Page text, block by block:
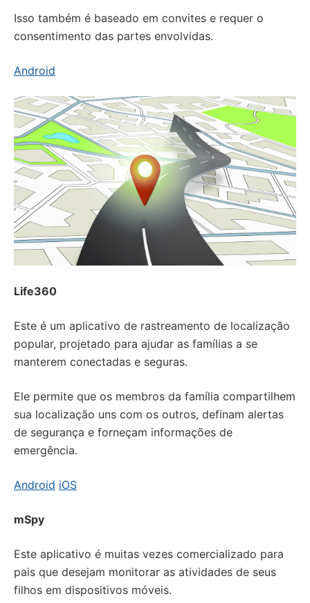
Isso também é baseado em convites e requer o
consentimento das partes envolvidas.
Android
Life360
Este é um aplicativo de rastreamento de localização
popular, projetado para ajudar as famílias a se
manterem conectadas e seguras.
Ele permite que os membros da família compartilhem
sua localização uns com os outros, definam alertas
de segurança e forneçam informações de
emergência.
Android iOS
mSpy
Este aplicativo é muitas vezes comercializado para
pais que desejam monitorar as atividades de seus
filhos em dispositivos móveis.